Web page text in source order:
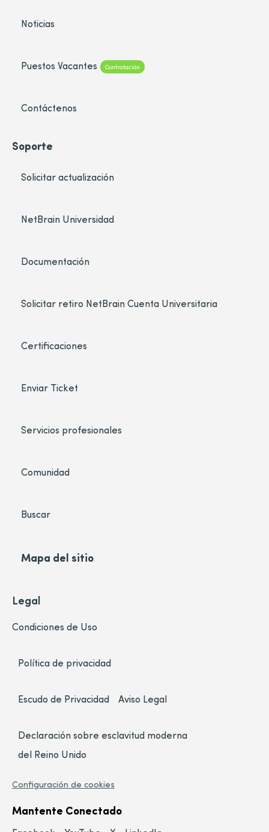
Noticias
Puestos Vacantes Contratación
Contáctenos
Soporte
Solicitar actualización
NetBrain Universidad
Documentación
Solicitar retiro NetBrain Cuenta Universitaria
Certificaciones
Enviar Ticket
Servicios profesionales
Comunidad
Buscar
Mapa del sitio
Legal
Condiciones de Uso
Política de privacidad
Escudo de Privacidad Aviso Legal
Declaración sobre esclavitud moderna
del Reino Unido
Configuración de cookies
Mantente Conectado